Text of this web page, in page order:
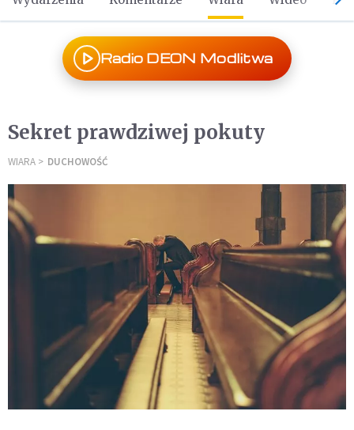
Radio DEON Modlitwa
Sekret prawdziwej pokuty
WIARA DUCHOWOŚĆ